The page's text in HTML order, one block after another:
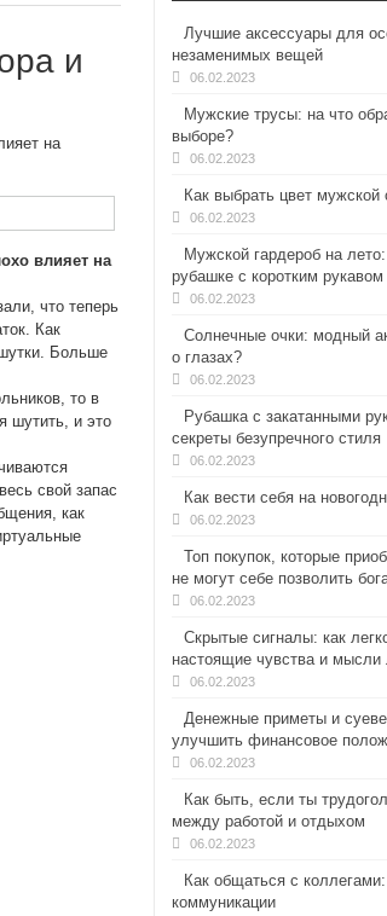
и
на
влияет на
что теперь
Как
Больше
то в
шутить, и это
свой запас
как
Лучшие аксессуары для
незаменимых вещей
06.02.2023
Мужские трусы: на что
выборе?
06.02.2023
Как выбрать цвет мужской
06.02.2023
Мужской гардероб на
рубашке с коротким рукавом
06.02.2023
Солнечные очки: модный
о глазах?
06.02.2023
Рубашка с закатанными
секреты безупречного стиля
06.02.2023
Как вести себя на
06.02.2023
Топ покупок, которые
не могут себе позволить
06.02.2023
Скрытые сигналы: как
настоящие чувства и
06.02.2023
Денежные приметы и
улучшить финансовое
06.02.2023
Как быть, если ты
между работой и отдыхом
06.02.2023
Как общаться с
коммуникации